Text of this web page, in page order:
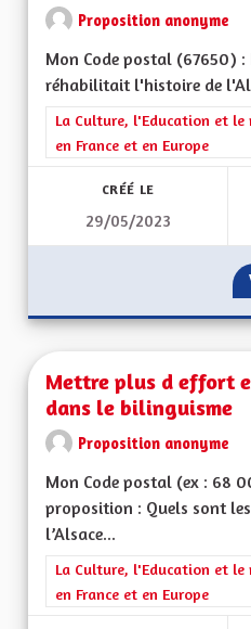
Proposition anonyme
Mon Code postal (67650)
réhabilitait l'histoire de
Filtrer les résultats de la
La Culture, l'Education et
en France et en Europe
CRÉÉ LE
29/05/2023
Mettre plus d effort
dans le bilinguisme
Proposition anonyme
Mon Code postal (ex : 68
proposition : Quels sont
l’Alsace...
Filtrer les résultats de la
La Culture, l'Education et
en France et en Europe